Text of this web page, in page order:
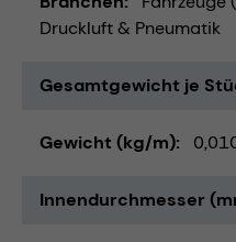
Druckluft & Pneumatik
Gesamtgewicht je
Gewicht (kg/m)
Innendurchmesser